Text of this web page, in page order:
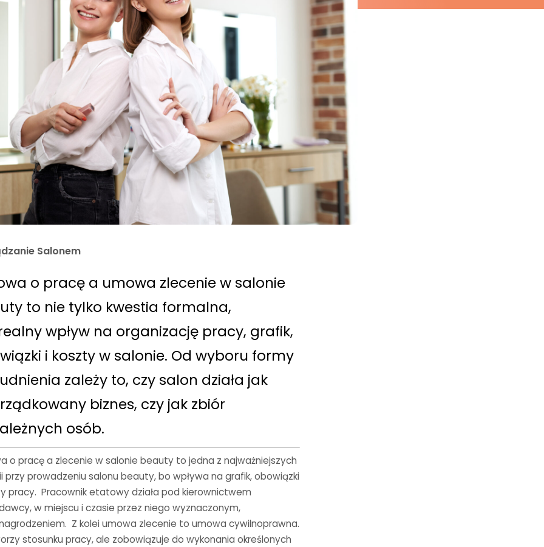
Salonem
o pracę a umowa zlecenie w salonie
to nie tylko kwestia formalna,
wpływ na organizację pracy, grafik,
i koszty w salonie. Od wyboru formy
zależy to, czy salon działa jak
biznes, czy jak zbiór
osób.
o pracę a zlecenie w salonie beauty to jedna z najważniejszych
przy prowadzeniu salonu beauty, bo wpływa na grafik, obowiązki
pracy. Pracownik etatowy działa pod kierownictwem
w miejscu i czasie przez niego wyznaczonym,
Z kolei umowa zlecenie to umowa cywilnoprawna.
stosunku pracy, ale zobowiązuje do wykonania określonych